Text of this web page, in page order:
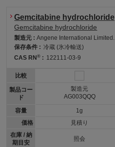
Gemcitabine hydrochloride
Gemcitabine hydrochloride
製造元 :Angene International Limited.
保存条件 : 冷蔵 (氷冷輸送)
CAS RN® : 122111-03-9
比較
製品コー
ド
容量
価格
在庫 / 納
期目安
製造元
AG003QQQ
1g
見積り
照会